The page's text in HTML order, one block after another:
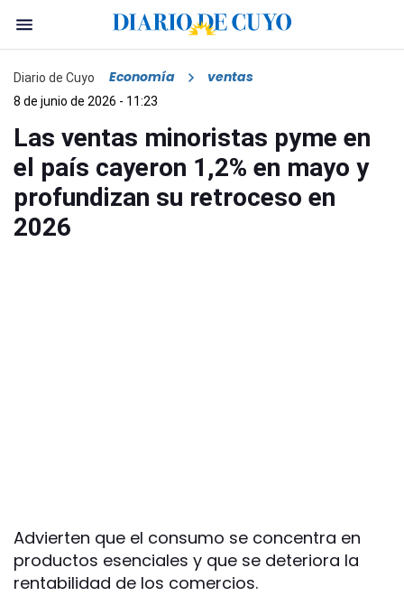
Diario de Cuyo Economía ventas
8 de junio de 2026 - 11:23
Las ventas minoristas pyme en
el país cayeron 1,2% en mayo y
profundizan su retroceso en
2026
Advierten que el consumo se concentra en
productos esenciales y que se deteriora la
rentabilidad de los comercios.